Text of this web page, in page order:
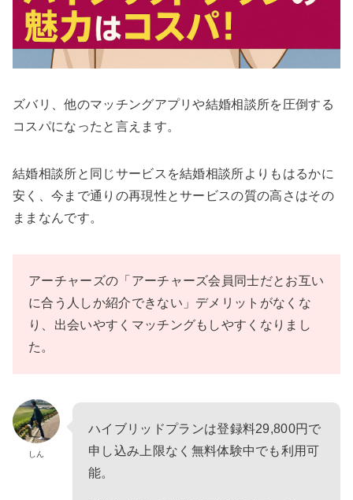
ズバリ、他のマッチングアプリや結婚相談所を圧倒する
コスパになったと言えます。
結婚相談所と同じサービスを結婚相談所よりもはるかに
安く、今まで通りの再現性とサービスの質の高さはその
ままなんです。
アーチャーズの「アーチャーズ会員同士だとお互い
に合う人しか紹介できない」デメリットがなくな
り、出会いやすくマッチングもしやすくなりまし
た。
しん
ハイブリッドプランは登録料29,800円で
申し込み上限なく無料体験中でも利用可
能。